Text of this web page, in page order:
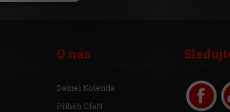
O nás
Daniel Kolenda
Příběh CfaN